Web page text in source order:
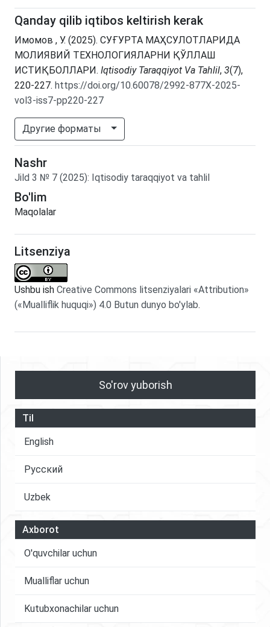
Qanday qilib iqtibos keltirish kerak
Имомов , У. (2025). СУҒУРТА МАҲСУЛОТЛАРИДА
МОЛИЯВИЙ ТЕХНОЛОГИЯЛАРНИ ҚЎЛЛАШ
ИСТИҚБОЛЛАРИ. Iqtisodiy Taraqqiyot Va Tahlil, 3(7),
220-227. https://doi.org/10.60078/2992-877X-2025-
vol3-iss7-pp220-227
Другие форматы
Nashr
Jild 3 № 7 (2025): Iqtisodiy taraqqiyot va tahlil
Bo'lim
Maqolalar
Litsenziya
Ushbu ish Creative Commons litsenziyalari «Attribution»
(«Mualliflik huquqi») 4.0 Butun dunyo bo'ylab.
So'rov yuborish
Til
English
Русский
Uzbek
Axborot
O'quvchilar uchun
Mualliflar uchun
Kutubxonachilar uchun